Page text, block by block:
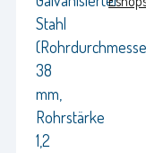
Stahl
38
mm,
Rohrstärke
1,2